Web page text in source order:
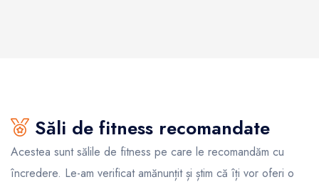
Săli de fitness recomandate
Acestea sunt sălile de fitness pe care le recomandăm cu
încredere. Le-am verificat amănunțit și știm că îți vor oferi o